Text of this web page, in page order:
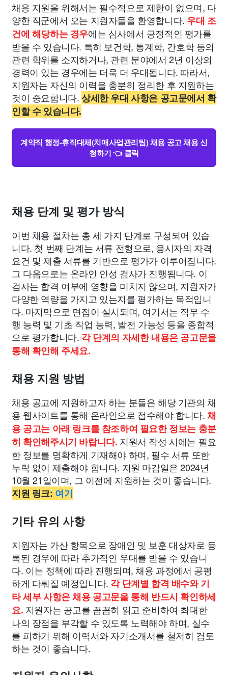
채용 지원을 위해서는 필수적으로 제한이 없으며, 다
양한 직군에서 오는 지원자들을 환영합니다. 우대 조
건에 해당하는 경우에는 심사에서 긍정적인 평가를
받을 수 있습니다. 특히 보건학, 통계학, 간호학 등의
관련 학위를 소지하거나, 관련 분야에서 2년 이상의
경력이 있는 경우에는 더욱 더 우대됩니다. 따라서,
지원자는 자신의 이력을 충분히 정리한 후 지원하는
것이 중요합니다.상세한 우대 사항은 공고문에서 확
인할 수 있습니다.
계약직 행정-휴직대체(치매사업관리팀) 채용 공고 채용 신
청하기 👈 클릭
채용 단계 및 평가 방식
이번 채용 절차는 총 세 가지 단계로 구성되어 있습
니다. 첫 번째 단계는 서류 전형으로, 응시자의 자격
요건 및 제출 서류를 기반으로 평가가 이루어집니다.
그 다음으로는 온라인 인성 검사가 진행됩니다. 이
검사는 합격 여부에 영향을 미치지 않으며, 지원자가
다양한 역량을 가지고 있는지를 평가하는 목적입니
다. 마지막으로 면접이 실시되며, 여기서는 직무 수
행 능력 및 기초 직업 능력, 발전 가능성 등을 종합적
으로 평가합니다. 각 단계의 자세한 내용은 공고문을
통해 확인해 주세요.
채용 지원 방법
채용 공고에 지원하고자 하는 분들은 해당 기관의 채
용 웹사이트를 통해 온라인으로 접수해야 합니다.채
용 공고는 아래 링크를 참조하여 필요한 정보는 충분
히 확인해주시기 바랍니다. 지원서 작성 시에는 필요
한 정보를 명확하게 기재해야 하며, 필수 서류 또한
누락 없이 제출해야 합니다. 지원 마감일은 2024년
10월 21일이며, 그 이전에 지원하는 것이 좋습니다.
지원 링크: 여기
기타 유의 사항
지원자는 가산 항목으로 장애인 및 보훈 대상자로 등
록된 경우에 따라 추가적인 우대를 받을 수 있습니
다. 이는 정책에 따라 진행되며, 채용 과정에서 공평
하게 다뤄질 예정입니다. 각 단계별 합격 배수와 기
타 세부 사항은 채용 공고문을 통해 반드시 확인하세
요. 지원자는 공고를 꼼꼼히 읽고 준비하여 최대한
나의 장점을 부각할 수 있도록 노력해야 하며, 실수
를 피하기 위해 이력서와 자기소개서를 철저히 검토
하는 것이 좋습니다.